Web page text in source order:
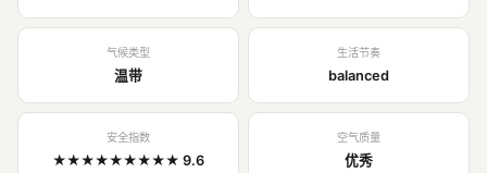
气候类型
温带
生活节奏
balanced
安全指数
★★★★★★★★★ 9.6
空气质量
优秀